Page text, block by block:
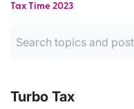
Tax Time 2023
Turbo Tax